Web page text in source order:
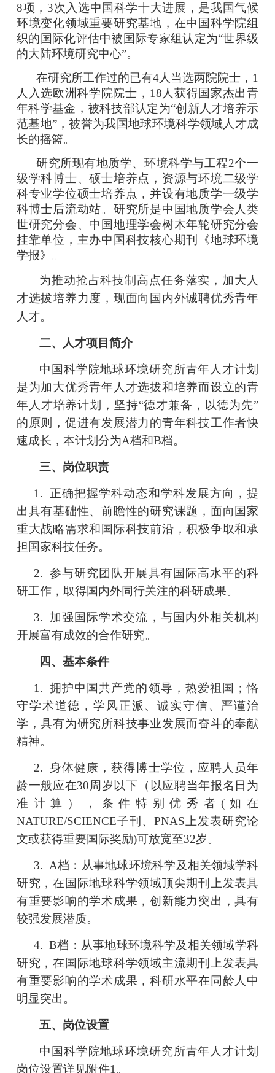
8项，3次入选中国科学十大进展，是我国气候
环境变化领域重要研究基地，在中国科学院组
织的国际化评估中被国际专家组认定为“世界级
的大陆环境研究中心”。
在研究所工作过的已有4人当选两院院士，1
人入选欧洲科学院院士，18人获得国家杰出青
年科学基金，被科技部认定为“创新人才培养示
范基地”，被誉为我国地球环境科学领域人才成
长的摇篮。
研究所现有地质学、环境科学与工程2个一
级学科博士、硕士培养点，资源与环境二级学
科专业学位硕士培养点，并设有地质学一级学
科博士后流动站。研究所是中国地质学会人类
世研究分会、 中国地理学会树木年轮研究分会
挂靠单位，主办中国科技核心期刊《地球环境
学报》。
为推动抢占科技制高点任务落实，加大人
才选拔培养力度，现面向国内外诚聘优秀青年
人才。
二、 人才项目简介
中国科学院地球环境研究所青年人才计划
是为加大优秀青年人才选拔和培养而设立的青
年人才培养计划，坚持“德才兼备，以德为先”
的原则，促进有发展潜力的青年科技工作者快
速成长，本计划分为A档和B档。
三、岗位职责
1. 正确把握学科动态和学科发展方向，提
出具有基础性、前瞻性的研究课题，面向国家
重大战略需求和国际科技前沿，积极争取和承
担国家科技任务。
2. 参与研究团队开展具有国际高水平的科
研工作，取得国内外同行关注的科研成果。
3. 加强国际学术交流，与国内外相关机构
开展富有成效的合作研究。
四、基本条件
1. 拥护中国共产党的领导，热爱祖国；恪
守学术道德，学风正派、诚实守信、严谨治
学，具有为研究所科技事业发展而奋斗的奉献
精神。
2. 身体健康，获得博士学位，应聘人员年
龄一般应在30周岁以下（以应聘当年报名日为
准计算），条件特别优秀者 (如在
NATURE/SCIENCE子刊、 PNAS 上发表研究论
文或获得重要国际奖励)可放宽至32岁。
3. A档：从事地球环境科学及相关领域学科
研究，在国际地球科学领域顶尖期刊
上发表具
有重要影响的学术成果 ，创新能力突出，具有
较强发展潜质。
4. B档：从事地球环境科学及相关领域学科
研究，在国际地球科学领域主流期刊
上发表具
有重要影响的学术成果，科研水平在同龄人中
明显突出。
五、岗位设置
中国科学院地球环境研究所青年人才计划
岗位设置详见附件1 。